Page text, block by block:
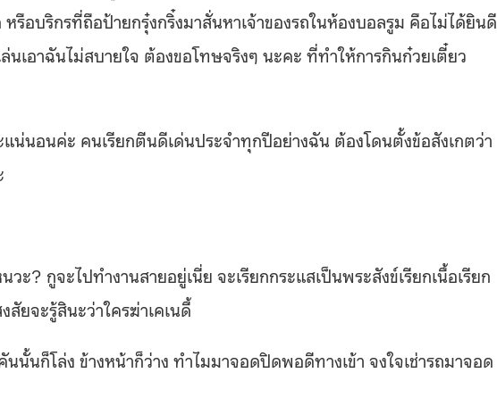
รือบริกรที่ถือป้ายกรุ๋งกริ๋งมาสั่นหาเจ้าของรถในห้องบอลรูม คือไม่ได้ยินดี
นเอาฉันไม่สบายใจ ต้องขอโทษจริงๆ นะคะ ที่ทำให้การกินก๋วยเตี๋ยว
แน่นอนค่ะ คนเรียกตีนดีเด่นประจำทุกปีอย่างฉัน ต้องโดนตั้งข้อสังเกตว่า
ะ? กูจะไปทำงานสายอยู่เนี่ย จะเรียกกระแสเป็นพระสังข์เรียกเนื้อเรียก
ยจะรู้สินะว่าใครฆ่าเคเนดี้
นั้นก็โล่ง ข้างหน้าก็ว่าง ทำไมมาจอดปิดพอดีทางเข้า จงใจเช่ารถมาจอด